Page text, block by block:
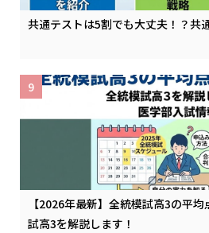
共通テストは5割でも大丈夫！？共
【2026年最新】全統模試高3の平
試高3を解説します！
9